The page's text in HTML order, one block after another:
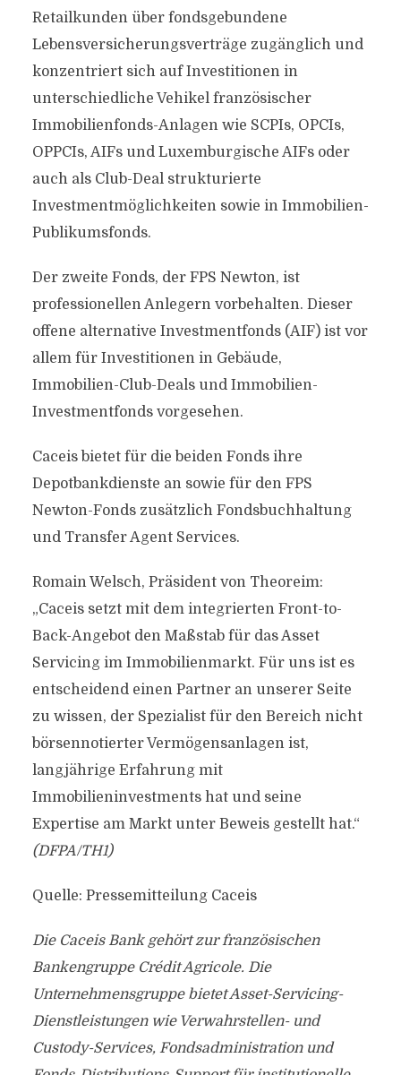
Retailkunden über fondsgebundene
Lebensversicherungsverträge zugänglich und
konzentriert sich auf Investitionen in
unterschiedliche Vehikel französischer
Immobilienfonds-Anlagen wie SCPIs, OPCIs,
OPPCIs, AIFs und Luxemburgische AIFs oder
auch als Club-Deal strukturierte
Investmentmöglichkeiten sowie in Immobilien-
Publikumsfonds.
Der zweite Fonds, der FPS Newton, ist
professionellen Anlegern vorbehalten. Dieser
offene alternative Investmentfonds (AIF) ist vor
allem für Investitionen in Gebäude,
Immobilien-Club-Deals und Immobilien-
Investmentfonds vorgesehen.
Caceis bietet für die beiden Fonds ihre
Depotbankdienste an sowie für den FPS
Newton-Fonds zusätzlich Fondsbuchhaltung
und Transfer Agent Services.
Romain Welsch, Präsident von Theoreim:
„Caceis setzt mit dem integrierten Front-to-
Back-Angebot den Maßstab für das Asset
Servicing im Immobilienmarkt. Für uns ist es
entscheidend einen Partner an unserer Seite
zu wissen, der Spezialist für den Bereich nicht
börsennotierter Vermögensanlagen ist,
langjährige Erfahrung mit
Immobilieninvestments hat und seine
Expertise am Markt unter Beweis gestellt hat.“
(DFPA/TH1)
Quelle: Pressemitteilung Caceis
Die Caceis Bank gehört zur französischen
Bankengruppe Crédit Agricole. Die
Unternehmensgruppe bietet Asset-Servicing-
Dienstleistungen wie Verwahrstellen- und
Custody-Services, Fondsadministration und